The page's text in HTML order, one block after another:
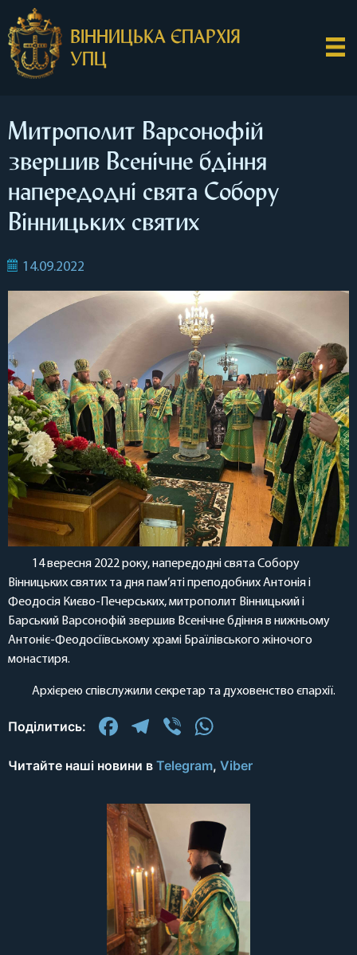
ВІННИЦЬКА ЄПАРХІЯ
УПЦ
Митрополит Варсонофій
звершив Всенічне бдіння
напередодні свята Собору
Вінницьких святих
14.09.2022
14 вересня 2022 року, напередодні свята Собору
Вінницьких святих та дня пам’яті преподобних Антонія і
Феодосія Києво-Печерських, митрополит Вінницький і
Барський Варсонофій звершив Всенічне бдіння в нижньому
Антоніє-Феодосіївському храмі Браїлівського жіночого
монастиря.
Архієрею співслужили секретар та духовенство єпархії.
Поділитись: Facebook
Telegram
Viber
Читайте наші новини в Telegram, Viber